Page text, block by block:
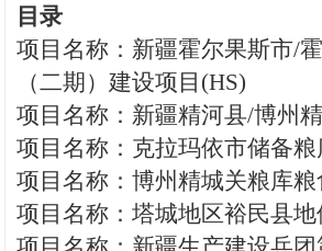
目录
项目名称：新疆霍尔果斯市/
（二期）建设项目(HS)
项目名称：新疆精河县/博州
项目名称：克拉玛依市储备粮
项目名称：博州精城关粮库粮
项目名称：塔城地区裕民县